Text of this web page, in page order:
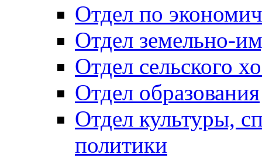
Отдел по
Отдел земельно-
Отдел сельского
Отдел образования
Отдел культуры,
политики